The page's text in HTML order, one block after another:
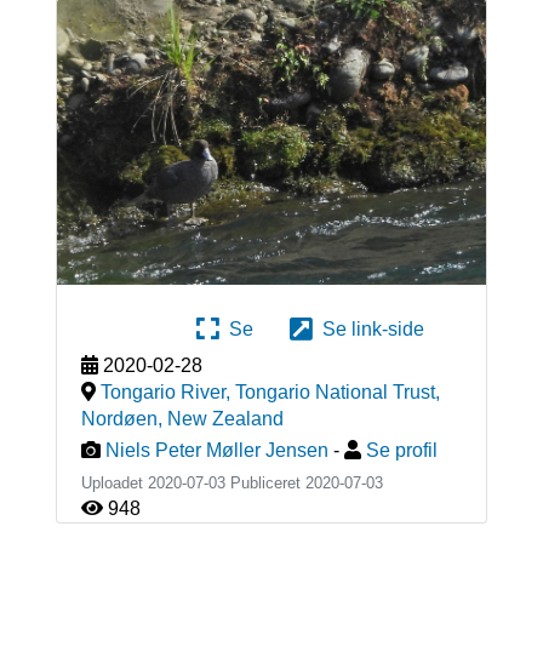
Se
Se link-side
2020-02-28
Tongario River, Tongario National Trust,
Nordøen, New Zealand
Niels Peter Møller Jensen - Se profil
Uploadet 2020-07-03 Publiceret 2020-07-03
948